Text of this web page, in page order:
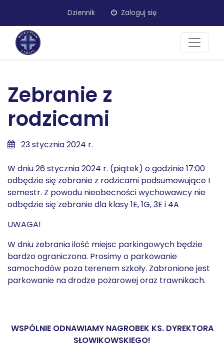
Dziennik Zaloguj się
Zebranie z
rodzicami
23 stycznia 2024 r.
W dniu 26 stycznia 2024 r. (piątek) o godzinie 17:00
odbędzie się zebranie z rodzicami podsumowujące I
semestr. Z powodu nieobecności wychowawcy nie
odbędzie się zebranie dla klasy 1E, 1G, 3E i 4A
UWAGA!
W dniu zebrania ilość miejsc parkingowych będzie
bardzo ograniczona. Prosimy o parkowanie
samochodów poza terenem szkoły. Zabronione jest
parkowanie na drodze pożarowej oraz trawnikach.
WSPÓLNIE ODNAWIAMY NAGROBEK KS. DYREKTORA
SŁOWIKOWSKIEGO!